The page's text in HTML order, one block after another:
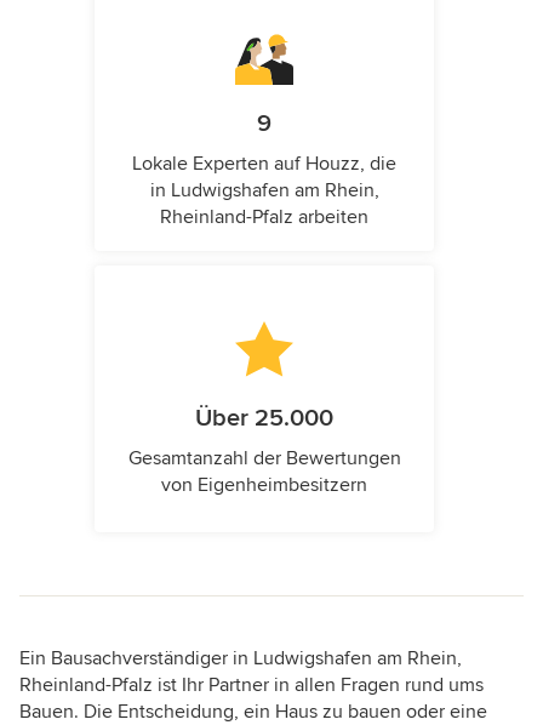
9
Lokale Experten auf Houzz, die
in Ludwigshafen am Rhein,
Rheinland-Pfalz arbeiten
Über 25.000
Gesamtanzahl der Bewertungen
von Eigenheimbesitzern
Ein Bausachverständiger in Ludwigshafen am Rhein,
Rheinland-Pfalz ist Ihr Partner in allen Fragen rund ums
Bauen. Die Entscheidung, ein Haus zu bauen oder eine